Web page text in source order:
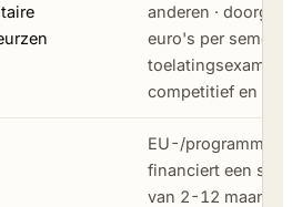
anderen ·
euro's per
toelatingsexamen
competitief en
EU-/
financiert een
van 2-12